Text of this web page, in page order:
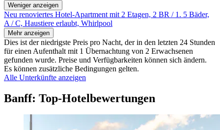
Weniger anzeigen
Neu renoviertes Hotel-Apartment mit 2 Etagen, 2 BR / 1. 5 Bäder,
A / C, Haustiere erlaubt, Whirlpool
Mehr anzeigen
Dies ist der niedrigste Preis pro Nacht, der in den letzten 24 Stunden
für einen Aufenthalt mit 1 Übernachtung von 2 Erwachsenen
gefunden wurde. Preise und Verfügbarkeiten können sich ändern.
Es können zusätzliche Bedingungen gelten.
Alle Unterkünfte anzeigen
Banff: Top-Hotelbewertungen